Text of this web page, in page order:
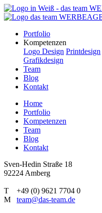
Portfolio
Kompetenzen
Logo Design Printdesign
Grafikdesign
Team
Blog
Kontakt
Home
Portfolio
Kompetenzen
Team
Blog
Kontakt
Sven-Hedin Straße 18
92224 Amberg
T +49 (0) 9621 7704 0
M team@das-team.de